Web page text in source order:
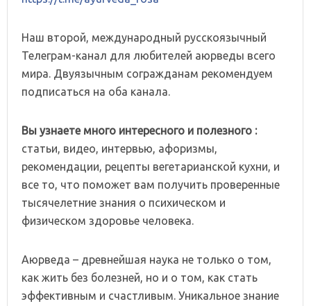
Наш второй, международный русскоязычный
Телеграм-канал для любителей аюрведы всего
мира. Двуязычным согражданам рекомендуем
подписаться на оба канала.
Вы узнаете много интересного и полезного :
статьи, видео, интервью, афоризмы,
рекомендации, рецепты вегетарианской кухни, и
все то, что поможет вам получить проверенные
тысячелетние знания о психическом и
физическом здоровье человека.
Аюрведа – древнейшая наука не только о том,
как жить без болезней, но и о том, как стать
эффективным и счастливым. Уникальное знание